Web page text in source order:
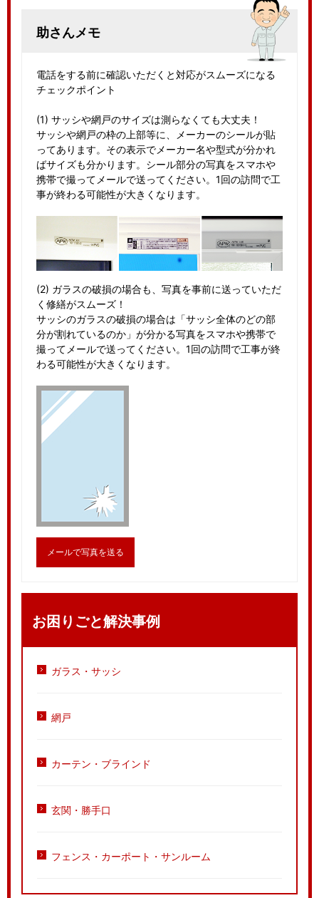
助さんメモ
電話をする前に確認いただくと対応がスムーズになる
チェックポイント
(1) サッシや網戸のサイズは測らなくても大丈夫！
サッシや網戸の枠の上部等に、メーカーのシールが貼
ってあります。その表示でメーカー名や型式が分かれ
ばサイズも分かります。シール部分の写真をスマホや
携帯で撮ってメールで送ってください。1回の訪問で工
事が終わる可能性が大きくなります。
(2) ガラスの破損の場合も、写真を事前に送っていただ
く修繕がスムーズ！
サッシのガラスの破損の場合は「サッシ全体のどの部
分が割れているのか」が分かる写真をスマホや携帯で
撮ってメールで送ってください。1回の訪問で工事が終
わる可能性が大きくなります。
メールで写真を送る
お困りごと解決事例
ガラス・サッシ
網戸
カーテン・ブラインド
玄関・勝手口
フェンス・カーポート・サンルーム